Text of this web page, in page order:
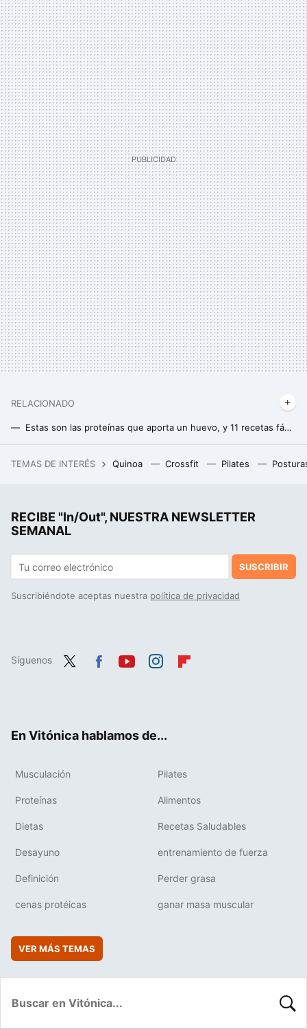
RELACIONADO
Estas son las proteínas que aporta un huevo, y 11 recetas fáciles para aprovecharlas
TEMAS DE INTERÉS Quinoa Crossfit Pilates
RECIBE "In/Out", NUESTRA NEWSLETTER
SEMANAL
SUSCRIBIR
Suscribiéndote aceptas nuestra política de privacidad
Síguenos
En Vitónica hablamos de...
Musculación Pilates
Proteínas Alimentos
Dietas Recetas Saludables
Desayuno entrenamiento de fuerza
Definición Perder grasa
cenas protéicas ganar masa muscular
VER MÁS TEMAS